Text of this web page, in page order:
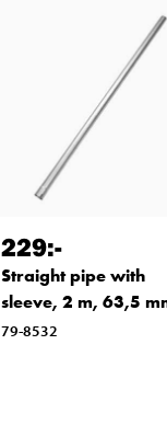
229:-
Straight pipe with
sleeve, 2 m, 63,5
79-8532